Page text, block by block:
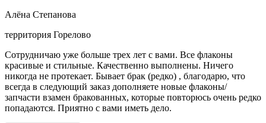
Алёна Степанова
территория Горелово
Сотрудничаю уже больше трех лет с вами. Все флаконы
красивые и стильные. Качественно выполнены. Ничего
никогда не протекает. Бывает брак (редко) , благодарю, что
всегда в следующий заказ дополняете новые флаконы/
запчасти взамен бракованных, которые повторюсь очень редко
попадаются. Приятно с вами иметь дело.